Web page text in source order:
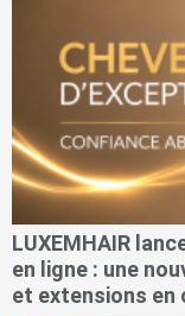
LUXEMHAIR
en ligne : une
et extensions en